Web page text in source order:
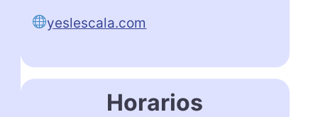
yeslescala.com
Horarios